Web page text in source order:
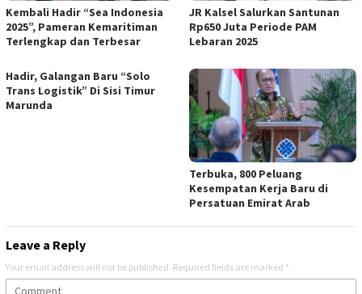
Kembali Hadir “Sea Indonesia
2025”, Pameran Kemaritiman
Terlengkap dan Terbesar
JR Kalsel Salurkan Santunan
Rp650 Juta Periode PAM
Lebaran 2025
Hadir, Galangan Baru “Solo
Trans Logistik” Di Sisi Timur
Marunda
Terbuka, 800 Peluang
Kesempatan Kerja Baru di
Persatuan Emirat Arab
Leave a Reply
Your email address will not be published. Required fields are marked *